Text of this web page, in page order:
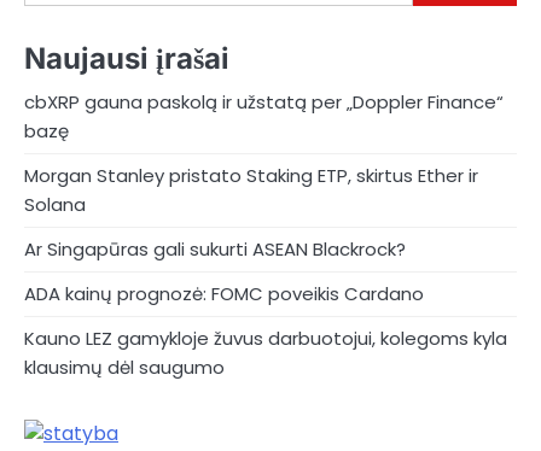
Naujausi įrašai
cbXRP gauna paskolą ir užstatą per „Doppler Finance“
bazę
Morgan Stanley pristato Staking ETP, skirtus Ether ir
Solana
Ar Singapūras gali sukurti ASEAN Blackrock?
ADA kainų prognozė: FOMC poveikis Cardano
Kauno LEZ gamykloje žuvus darbuotojui, kolegoms kyla
klausimų dėl saugumo